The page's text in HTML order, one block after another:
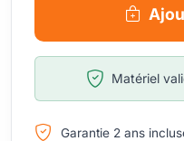
Matériel
Garantie 2 ans